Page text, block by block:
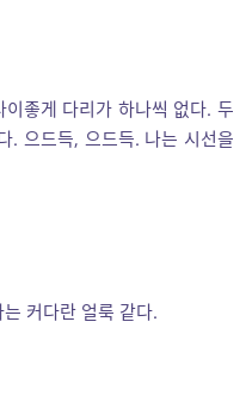
좋게 다리가 하나씩 없다. 두
. 으드득, 으드득. 나는 시선을
커다란 얼룩 같다.